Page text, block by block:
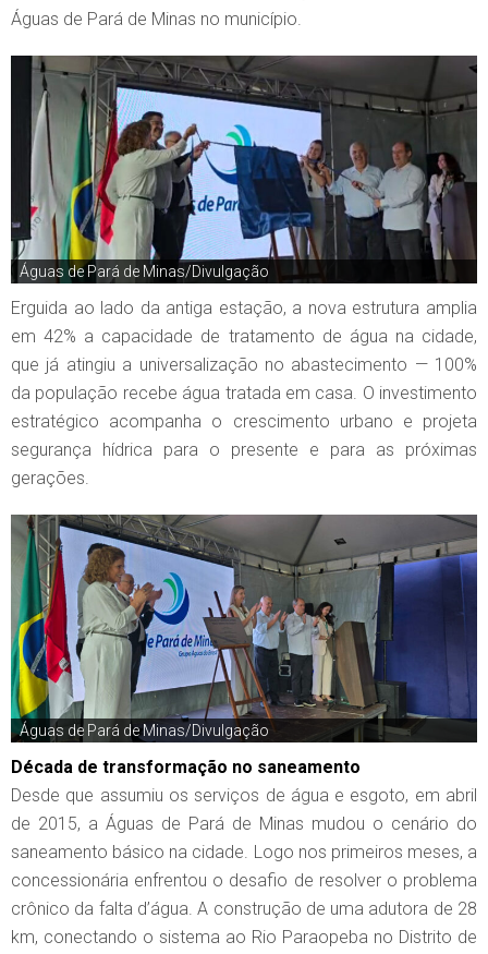
Águas de Pará de Minas no município.
Águas de Pará de Minas/Divulgação
Erguida ao lado da antiga estação, a nova estrutura amplia
em 42% a capacidade de tratamento de água na cidade,
que já atingiu a universalização no abastecimento — 100%
da população recebe água tratada em casa. O investimento
estratégico acompanha o crescimento urbano e projeta
segurança hídrica para o presente e para as próximas
gerações.
Águas de Pará de Minas/Divulgação
Década de transformação no saneamento
Desde que assumiu os serviços de água e esgoto, em abril
de 2015, a Águas de Pará de Minas mudou o cenário do
saneamento básico na cidade. Logo nos primeiros meses, a
concessionária enfrentou o desafio de resolver o problema
crônico da falta d’água. A construção de uma adutora de 28
km, conectando o sistema ao Rio Paraopeba no Distrito de